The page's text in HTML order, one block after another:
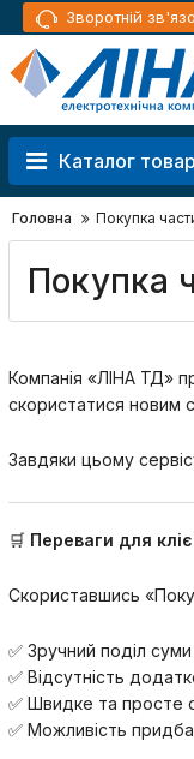
Зворотній
Каталог
Головна Покупка
Покупка
Компанія «ЛІНА ТД»
скористатися новим
Завдяки цьому
🛒 Переваги для
Скориставшись
✅ Зручний поділ
✅ Відсутність
✅ Швидке та просте
✅ Можливість